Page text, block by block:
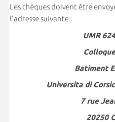
Les chèques doivent être
l'adresse suivante :
UMR
Batiment
Universita di
7 rue
20250